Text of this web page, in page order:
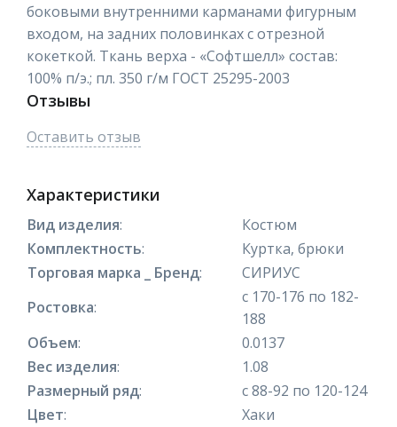
боковыми внутренними карманами фигурным
входом, на задних половинках с отрезной
кокеткой. Ткань верха - «Софтшелл» состав:
100% п/э.; пл. 350 г/м ГОСТ 25295-2003
Отзывы
Оставить отзыв
Характеристики
Вид изделия:
Костюм
Комплектность:
Куртка, брюки
Торговая марка _ Бренд:
СИРИУС
Ростовка:
с 170-176 по 182-
188
Объем:
0.0137
Вес изделия:
1.08
Размерный ряд:
с 88-92 по 120-124
Цвет:
Хаки